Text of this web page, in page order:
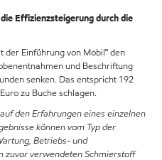
Effizienzsteigerung durch die
Einführung von Mobil℠ den
und Beschriftung
senken. Das entspricht 192
zu Buche schlagen.
den Erfahrungen eines einzelnen
können vom Typ der
Betriebs- und
zuvor verwendeten Schmierstoff